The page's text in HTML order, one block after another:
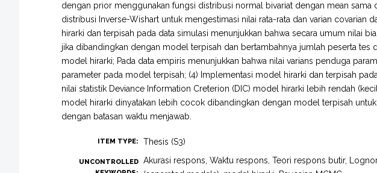
dengan prior menggunakan fungsi distribusi normal bivariat dengan mean
distribusi Inverse-Wishart untuk mengestimasi nilai rata-rata dan varian covarian
hirarki dan terpisah pada data simulasi menunjukkan bahwa secara umum nilai
jika dibandingkan dengan model terpisah dan bertambahnya jumlah peserta tes
model hirarki; Pada data empiris menunjukkan bahwa nilai varians penduga
parameter pada model terpisah; (4) Implementasi model hirarki dan terpisah
nilai statistik Deviance Information Creterion (DIC) model hirarki lebih rendah
model hirarki dinyatakan lebih cocok dibandingkan dengan model terpisah
dengan batasan waktu menjawab.
ITEM TYPE: Thesis (S3)
UNCONTROLLED
Akurasi respons, Waktu respons, Teori respons butir,